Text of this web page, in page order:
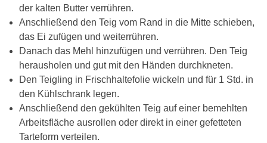
der kalten Butter verrühren.
Anschließend den Teig vom Rand in die Mitte schieben,
das Ei zufügen und weiterrühren.
Danach das Mehl hinzufügen und verrühren. Den Teig
herausholen und gut mit den Händen durchkneten.
Den Teigling in Frischhaltefolie wickeln und für 1 Std. in
den Kühlschrank legen.
Anschließend den gekühlten Teig auf einer bemehlten
Arbeitsfläche ausrollen oder direkt in einer gefetteten
Tarteform verteilen.